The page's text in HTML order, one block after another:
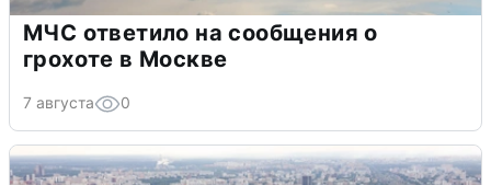
МЧС ответило на сообщения о
грохоте в Москве
7 августа 0